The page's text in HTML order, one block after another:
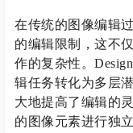
在传统的图像编辑
的编辑限制，这不
作的复杂性。
辑任务转化为多层
大地提高了编辑的
的图像元素进行独